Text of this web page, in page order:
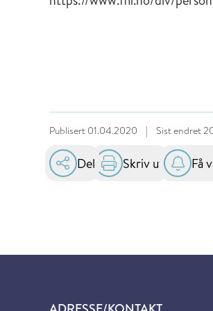
Publisert 01.04.2020 | Sist endret
Del Skriv ut Få